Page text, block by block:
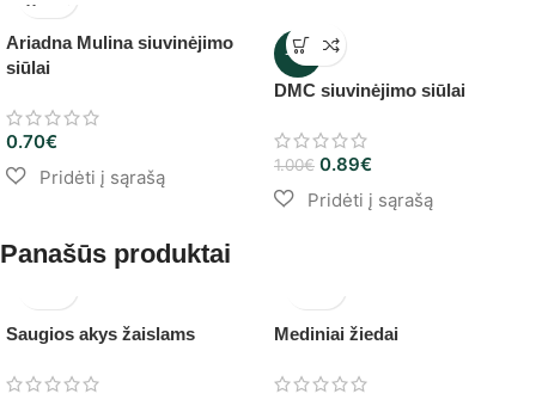
Ariadna Mulina siuvinėjimo
siūlai
0.70€
-11%
DMC siuvinėjimo siūlai
1.00€ 0.89€
Panašūs produktai
Saugios akys žaislams Mediniai žiedai